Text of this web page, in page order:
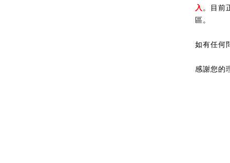
入 。目前
區。
如有任何
感謝您的